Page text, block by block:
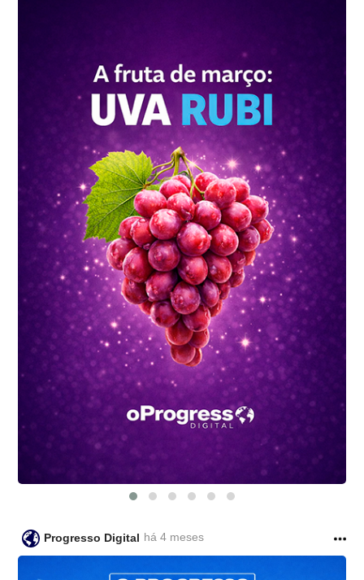
Progresso Digital há 4 meses